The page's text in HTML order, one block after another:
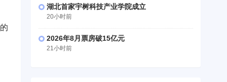
湖北首家宇树科技产业学院成立
20小时前
2026年8月票房破15亿元
21小时前